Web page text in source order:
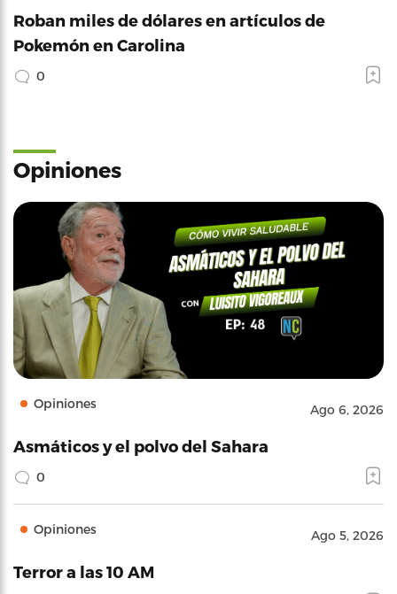
Roban miles de dólares en artículos de
Pokemón en Carolina
0
Opiniones
Opiniones Ago 6, 2026
Asmáticos y el polvo del Sahara
0
Opiniones Ago 5, 2026
Terror a las 10 AM